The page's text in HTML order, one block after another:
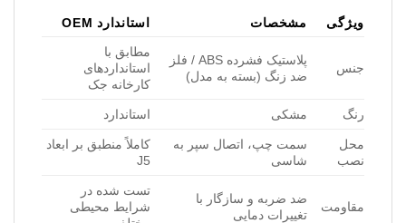
ویژگی مشخصات استاندارد OEM
جنس
پلاستیک فشرده ABS / فلز
ضد زنگ (بسته به مدل)
مطابق با
استانداردهای
کارخانه جک
رنگ مشکی استاندارد
محل
نصب
سمت چپ، اتصال سپر به
شاسی
کاملاً منطبق بر ابعاد
J5
مقاومت
ضد ضربه و سازگار با
تغییرات دمایی
تست شده در
شرایط محیطی